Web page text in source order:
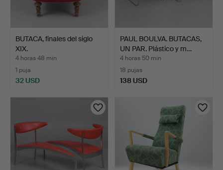
BUTACA, finales del siglo
XIX.
4 horas 48 min
1 puja
32 USD
PAUL BOULVA. BUTACAS,
UN PAR. Plástico y m…
4 horas 50 min
18 pujas
138 USD